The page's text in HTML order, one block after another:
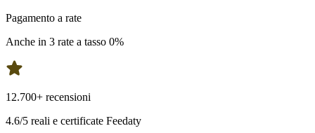
Pagamento a rate
Anche in 3 rate a tasso 0%
12.700+ recensioni
4.6/5 reali e certificate Feedaty